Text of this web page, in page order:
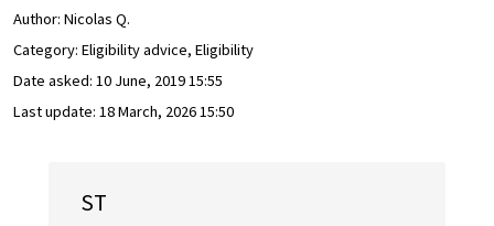
Author: Nicolas Q.
Category: Eligibility advice, Eligibility
Date asked: 10 June, 2019 15:55
Last update: 18 March, 2026 15:50
ST